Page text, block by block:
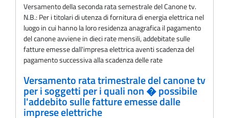
Versamento della seconda rata semestrale del Canone tv.
N.B.: Per i titolari di utenza di fornitura di energia elettrica nel
luogo in cui hanno la loro residenza anagrafica il pagamento
del canone avviene in dieci rate mensili, addebitate sulle
fatture emesse dall'impresa elettrica aventi scadenza del
pagamento successiva alla scadenza delle rate
Versamento rata trimestrale del canone tv
per i soggetti per i quali non � possibile
l'addebito sulle fatture emesse dalle
imprese elettriche